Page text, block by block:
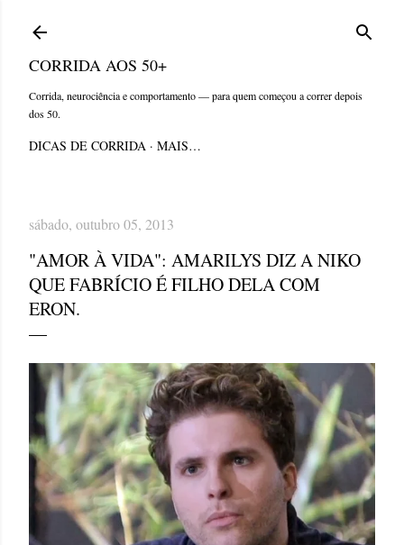
CORRIDA AOS 50+
Corrida, neurociência e comportamento — para quem começou a correr depois
dos 50.
DICAS DE CORRIDA MAIS…
sábado, outubro 05, 2013
"AMOR À VIDA": AMARILYS DIZ A NIKO
QUE FABRÍCIO É FILHO DELA COM
ERON.